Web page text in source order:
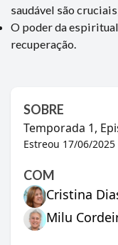
saudável são
O poder da
recuperação.
SOBRE
Temporada 1,
Estreou 17/06/2025
COM
Cristina
Milu